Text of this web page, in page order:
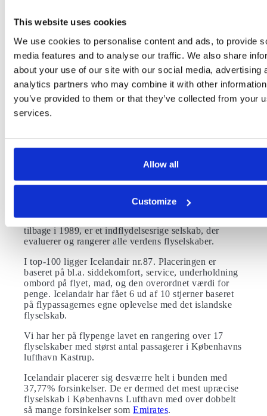
This website uses cookies
We use cookies to personalise content and ads, to provide
media features and to analyse our traffic. We also share
about your use of our site with our social media, advertising
analytics partners who may combine it with other
you’ve provided to them or that they’ve collected from your
services.
Allow all
Customize
Icelandair destinationer
Icelandair har 46 destinationer, hvoraf 18 er i
Nordamerika – 13 i USA og fem i Canada.
Hjemmebasen i Keflavik har Icelandair udnyttet til sin
fordel. Selskabet viderefører hver dag passagerer, der
rejser mellem USA og Europa til deres endelige
rejsedestination. De transatlantiske ruter omfatter i
flyvninger. Populære Icelandair internationale flyruter
omfatter New York, Boston, Seattle og Orlando.
punktlighed
Det anerkendte britiske konsulentselskab Skytrax har
givet Icelandair 3 stjerner. Skytrax, der blev etableret
tilbage i 1989, er et indflydelsesrige selskab, der
evaluerer og rangerer alle verdens flyselskaber.
I top-100 ligger Icelandair nr.87. Placeringen er
baseret på bl.a. siddekomfort, service, underholdning
ombord på flyet, mad, og den overordnet værdi for
penge. Icelandair har fået 6 ud af 10 stjerner baseret
på flypassagernes egne oplevelse med det islandske
flyselskab.
Vi har her på flypenge lavet en rangering over 17
flyselskaber med størst antal passagerer i Københavns
lufthavn Kastrup.
Icelandair placerer sig desværre helt i bunden med
37,77% forsinkelser. De er dermed det mest upræcise
flyselskab i Københavns Lufthavn med over dobbelt
så mange forsinkelser som Emirates.